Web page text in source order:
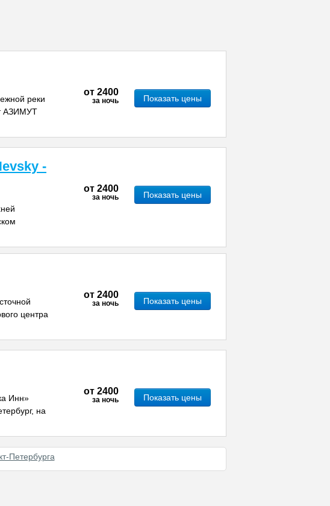
реки
АЗИМУТ
от 2400
за ночь Показать цены
-
от 2400
за ночь Показать цены
центра
от 2400
за ночь Показать цены
Инн»
на
от 2400
за ночь Показать цены
Петербурга